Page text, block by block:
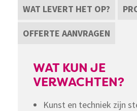
WAT LEVERT HET OP?
OFFERTE AANVRAGEN
WAT KUN JE
VERWACHTEN?
Kunst en techniek zijn